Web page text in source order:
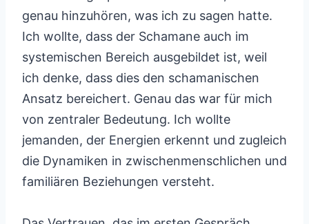
genau hinzuhören, was ich zu sagen hatte.
Ich wollte, dass der Schamane auch im
systemischen Bereich ausgebildet ist, weil
ich denke, dass dies den schamanischen
Ansatz bereichert. Genau das war für mich
von zentraler Bedeutung. Ich wollte
jemanden, der Energien erkennt und zugleich
die Dynamiken in zwischenmenschlichen und
familiären Beziehungen versteht.